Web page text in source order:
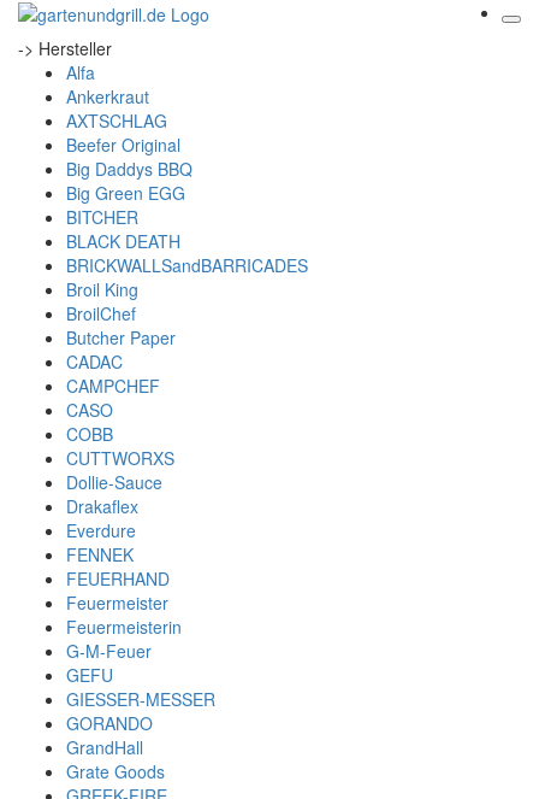
-> Hersteller
Alfa
Ankerkraut
AXTSCHLAG
Beefer Original
Big Daddys BBQ
Big Green EGG
BITCHER
BLACK DEATH
BRICKWALLSandBARRICADES
Broil King
BroilChef
Butcher Paper
CADAC
CAMPCHEF
CASO
COBB
CUTTWORXS
Dollie-Sauce
Drakaflex
Everdure
FENNEK
FEUERHAND
Feuermeister
Feuermeisterin
G-M-Feuer
GEFU
GIESSER-MESSER
GORANDO
GrandHall
Grate Goods